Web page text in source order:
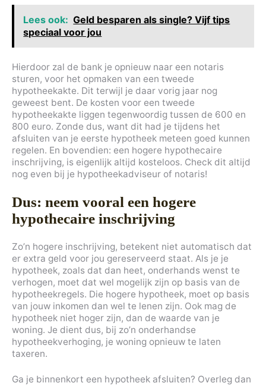
Lees ook: Geld besparen als single? Vijf tips
speciaal voor jou
Hierdoor zal de bank je opnieuw naar een notaris
sturen, voor het opmaken van een tweede
hypotheekakte. Dit terwijl je daar vorig jaar nog
geweest bent. De kosten voor een tweede
hypotheekakte liggen tegenwoordig tussen de 600 en
800 euro. Zonde dus, want dit had je tijdens het
afsluiten van je eerste hypotheek meteen goed kunnen
regelen. En bovendien: een hogere hypothecaire
inschrijving, is eigenlijk altijd kosteloos. Check dit altijd
nog even bij je hypotheekadviseur of notaris!
Dus: neem vooral een hogere
hypothecaire inschrijving
Zo’n hogere inschrijving, betekent niet automatisch dat
er extra geld voor jou gereserveerd staat. Als je je
hypotheek, zoals dat dan heet, onderhands wenst te
verhogen, moet dat wel mogelijk zijn op basis van de
hypotheekregels. Die hogere hypotheek, moet op basis
van jouw inkomen dan wel te lenen zijn. Ook mag de
hypotheek niet hoger zijn, dan de waarde van je
woning. Je dient dus, bij zo’n onderhandse
hypotheekverhoging, je woning opnieuw te laten
taxeren.
Ga je binnenkort een hypotheek afsluiten? Overleg dan